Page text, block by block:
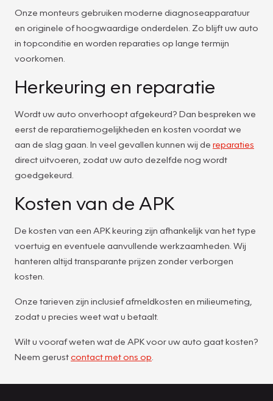
Onze monteurs gebruiken moderne diagnoseapparatuur
en originele of hoogwaardige onderdelen. Zo blijft uw auto
in topconditie en worden reparaties op lange termijn
voorkomen.
Herkeuring en reparatie
Wordt uw auto onverhoopt afgekeurd? Dan bespreken we
eerst de reparatiemogelijkheden en kosten voordat we
aan de slag gaan. In veel gevallen kunnen wij de reparaties
direct uitvoeren, zodat uw auto dezelfde nog wordt
goedgekeurd.
Kosten van de APK
De kosten van een APK keuring zijn afhankelijk van het type
voertuig en eventuele aanvullende werkzaamheden. Wij
hanteren altijd transparante prijzen zonder verborgen
kosten.
Onze tarieven zijn inclusief afmeldkosten en milieumeting,
zodat u precies weet wat u betaalt.
Wilt u vooraf weten wat de APK voor uw auto gaat kosten?
Neem gerustcontact met ons op